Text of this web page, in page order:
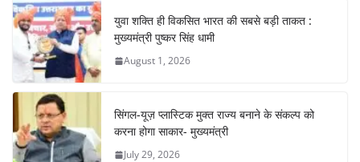
युवा शक्ति ही विकसित भारत की सबसे बड़ी ताकत :
मुख्यमंत्री पुष्कर सिंह धामी
August 1, 2026
सिंगल-यूज़ प्लास्टिक मुक्त राज्य बनाने के संकल्प को
करना होगा साकार- मुख्यमंत्री
July 29, 2026